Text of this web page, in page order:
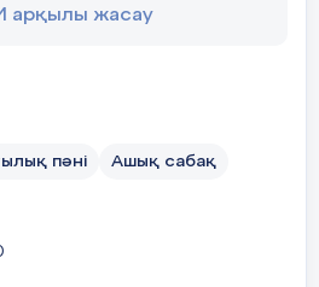
арқылы жасау
пәні Ашық сабақ